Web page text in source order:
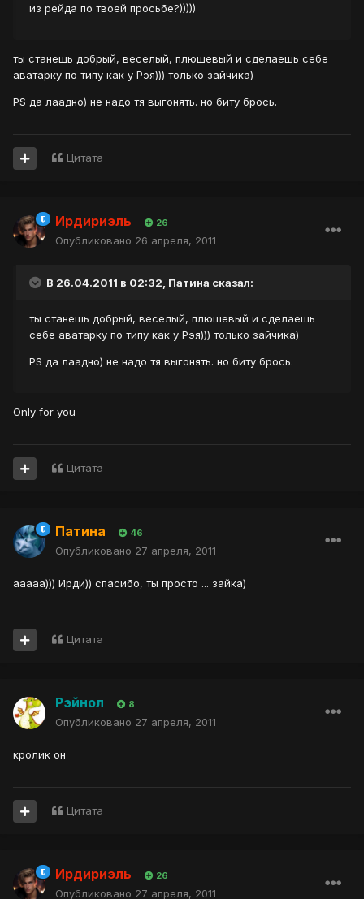
из рейда по твоей просьбе?)))))
ты станешь добрый, веселый, плюшевый и сделаешь себе
аватарку по типу как у Рэя))) только зайчика)
PS да лаадно) не надо тя выгонять. но биту брось.
Цитата
Ирдириэль 26
Опубликовано 26 апреля, 2011
В 26.04.2011 в 02:32, Патина сказал:
ты станешь добрый, веселый, плюшевый и сделаешь
себе аватарку по типу как у Рэя))) только зайчика)
PS да лаадно) не надо тя выгонять. но биту брось.
Only for you
Цитата
Патина 46
Опубликовано 27 апреля, 2011
ааааа))) Ирди)) спасибо, ты просто ... зайка)
Цитата
Рэйнол 8
Опубликовано 27 апреля, 2011
кролик он
Цитата
Ирдириэль 26
Опубликовано 27 апреля, 2011